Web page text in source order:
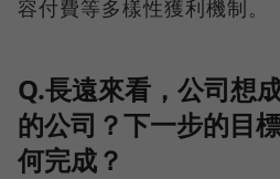
容付費等多樣性獲利機制。
Q.長遠來看，公司想
的公司？下一步的目
何完成？